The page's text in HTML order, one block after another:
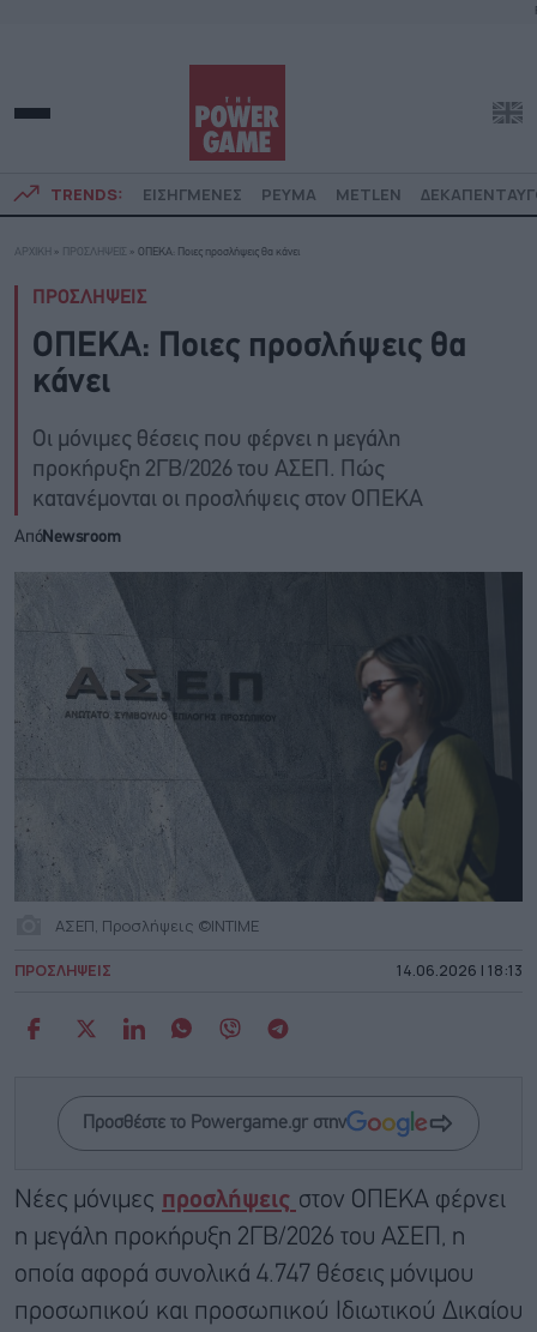
TRENDS: ΕΙΣΗΓΜΕΝΕΣ ΡΕΥΜΑ METLEN
ΑΡΧΙΚΗ » ΠΡΟΣΛΗΨΕΙΣ » ΟΠΕΚΑ: Ποιες προσλήψεις θα κάνει
ΠΡΟΣΛΗΨΕΙΣ
ΟΠΕΚΑ: Ποιες προσλήψεις θα
κάνει
Οι μόνιμες θέσεις που φέρνει η μεγάλη
προκήρυξη 2ΓΒ/2026 του ΑΣΕΠ. Πώς
κατανέμονται οι προσλήψεις στον ΟΠΕΚΑ
ΑπόNewsroom
ΑΣΕΠ, Προσλήψεις ©INTIME
ΠΡΟΣΛΗΨΕΙΣ 14.06.2026 | 18:13
Προσθέστε το Powergame.gr στην
Νέες μόνιμες προσλήψεις στον ΟΠΕΚΑ φέρνει
η μεγάλη προκήρυξη 2ΓΒ/2026 του ΑΣΕΠ, η
οποία αφορά συνολικά 4.747 θέσεις μόνιμου
προσωπικού και προσωπικού Ιδιωτικού Δικαίου